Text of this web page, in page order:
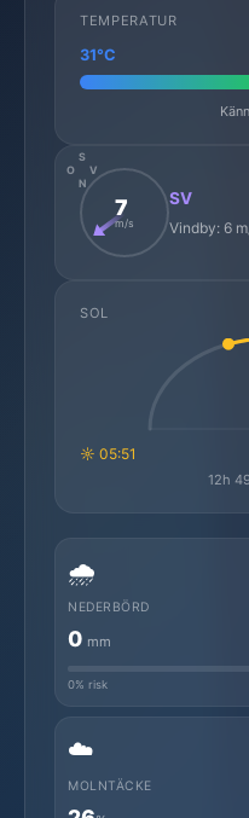
TEMPERATUR
31°C
N
S
O
V
7
m/s
SV
Vindby: 6
SOL
☼ 05:51
12h
🌧️
NEDERBÖRD
0 mm
0% risk
☁️
MOLNTÄCKE